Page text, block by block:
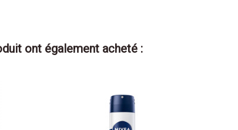
ont également acheté :